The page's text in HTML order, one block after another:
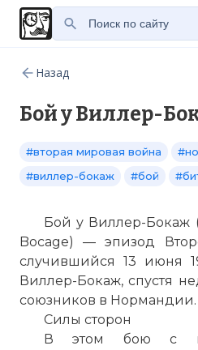
Назад
Бой у Виллер-
#вторая мировая война
#виллер-бокаж
#бой
Бой у Виллер-Бокаж
Bocage) — эпизод
случившийся 13 июня
Виллер-Бокаж, спустя
союзников в Нормандии.
Силы сторон
В этом бою с